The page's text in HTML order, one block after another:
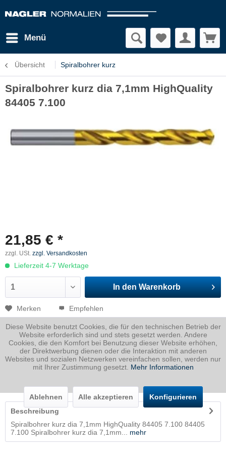
Menü
Übersicht Spiralbohrer kurz
Spiralbohrer kurz dia 7,1mm HighQuality
84405 7.100
21,85 € *
zzgl. USt. zzgl. Versandkosten
Lieferzeit 4-7 Werktage
In den Warenkorb
Merken Empfehlen
Artikel-Nr.: NN380.102610
Dicke
0 mm
Breite
7.1 mm
0 mm
Gewicht 0.1Kg
Beschreibung
Spiralbohrer kurz dia 7,1mm HighQuality 84405 7.100 84405
7.100 Spiralbohrer kurz dia 7,1mm...
mehr
Diese Website benutzt Cookies, die für den technischen Betrieb der
Website erforderlich sind und stets gesetzt werden. Andere
Cookies, die den Komfort bei Benutzung dieser Website erhöhen,
der Direktwerbung dienen oder die Interaktion mit anderen
Websites und sozialen Netzwerken vereinfachen sollen, werden nur
mit Ihrer Zustimmung gesetzt. Mehr Informationen
Ablehnen Alle akzeptieren Konfigurieren